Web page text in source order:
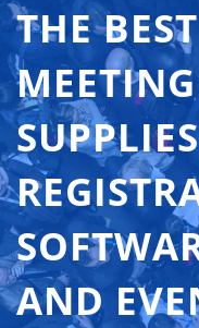
THE BEST
MEETING
AND